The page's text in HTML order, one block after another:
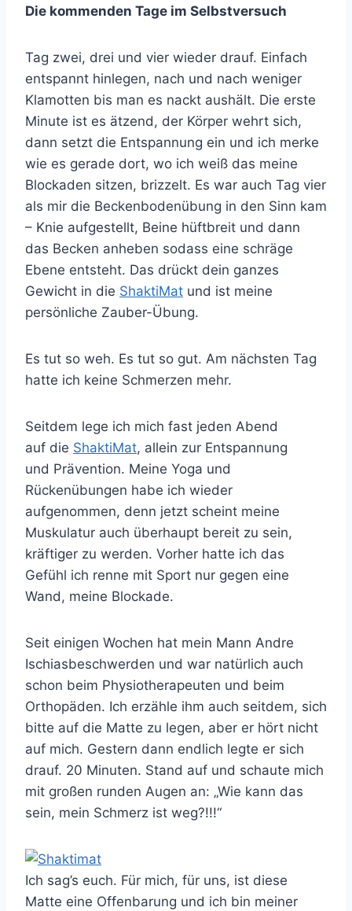
Die kommenden Tage im Selbstversuch
Tag zwei, drei und vier wieder drauf. Einfach
entspannt hinlegen, nach und nach weniger
Klamotten bis man es nackt aushält. Die erste
Minute ist es ätzend, der Körper wehrt sich,
dann setzt die Entspannung ein und ich merke
wie es gerade dort, wo ich weiß das meine
Blockaden sitzen, brizzelt. Es war auch Tag vier
als mir die Beckenbodenübung in den Sinn kam
– Knie aufgestellt, Beine hüftbreit und dann
das Becken anheben sodass eine schräge
Ebene entsteht. Das drückt dein ganzes
Gewicht in die ShaktiMat und ist meine
persönliche Zauber-Übung.
Es tut so weh. Es tut so gut. Am nächsten Tag
hatte ich keine Schmerzen mehr.
Seitdem lege ich mich fast jeden Abend
auf die ShaktiMat, allein zur Entspannung
und Prävention. Meine Yoga und
Rückenübungen habe ich wieder
aufgenommen, denn jetzt scheint meine
Muskulatur auch überhaupt bereit zu sein,
kräftiger zu werden. Vorher hatte ich das
Gefühl ich renne mit Sport nur gegen eine
Wand, meine Blockade.
Seit einigen Wochen hat mein Mann Andre
Ischiasbeschwerden und war natürlich auch
schon beim Physiotherapeuten und beim
Orthopäden. Ich erzähle ihm auch seitdem, sich
bitte auf die Matte zu legen, aber er hört nicht
auf mich. Gestern dann endlich legte er sich
drauf. 20 Minuten. Stand auf und schaute mich
mit großen runden Augen an: „Wie kann das
sein, mein Schmerz ist weg?!!!“
Ich sag’s euch. Für mich, für uns, ist diese
Matte eine Offenbarung und ich bin meiner